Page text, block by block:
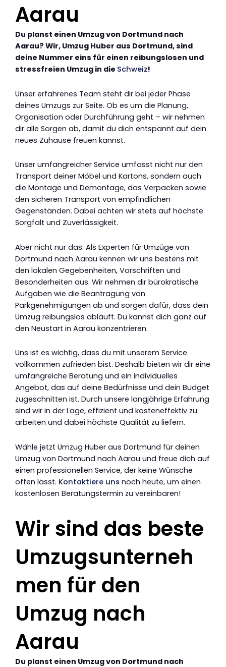
Aarau
Du planst einen Umzug von Dortmund nach
Aarau? Wir, Umzug Huber aus Dortmund, sind
deine Nummer eins für einen reibungslosen und
stressfreien Umzug in die Schweiz!
Unser erfahrenes Team steht dir bei jeder Phase
deines Umzugs zur Seite. Ob es um die Planung,
Organisation oder Durchführung geht – wir nehmen
dir alle Sorgen ab, damit du dich entspannt auf dein
neues Zuhause freuen kannst.
Unser umfangreicher Service umfasst nicht nur den
Transport deiner Möbel und Kartons, sondern auch
die Montage und Demontage, das Verpacken sowie
den sicheren Transport von empfindlichen
Gegenständen. Dabei achten wir stets auf höchste
Sorgfalt und Zuverlässigkeit.
Aber nicht nur das: Als Experten für Umzüge von
Dortmund nach Aarau kennen wir uns bestens mit
den lokalen Gegebenheiten, Vorschriften und
Besonderheiten aus. Wir nehmen dir bürokratische
Aufgaben wie die Beantragung von
Parkgenehmigungen ab und sorgen dafür, dass dein
Umzug reibungslos abläuft. Du kannst dich ganz auf
den Neustart in Aarau konzentrieren.
Uns ist es wichtig, dass du mit unserem Service
vollkommen zufrieden bist. Deshalb bieten wir dir eine
umfangreiche Beratung und ein individuelles
Angebot, das auf deine Bedürfnisse und dein Budget
zugeschnitten ist. Durch unsere langjährige Erfahrung
sind wir in der Lage, effizient und kosteneffektiv zu
arbeiten und dabei höchste Qualität zu liefern.
Wähle jetzt Umzug Huber aus Dortmund für deinen
Umzug von Dortmund nach Aarau und freue dich auf
einen professionellen Service, der keine Wünsche
offen lässt. Kontaktiere uns noch heute, um einen
kostenlosen Beratungstermin zu vereinbaren!
Wir sind das beste
Umzugsunterneh
men für den
Umzug nach
Aarau
Du planst einen Umzug von Dortmund nach